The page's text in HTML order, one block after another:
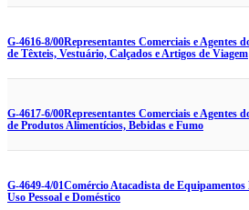
G-4616-8/00Representantes Comerciais e Agentes
de Têxteis, Vestuário, Calçados e Artigos de Viagem
G-4617-6/00Representantes Comerciais e Agentes
de Produtos Alimentícios, Bebidas e Fumo
G-4649-4/01Comércio Atacadista de Equipamentos
Uso Pessoal e Doméstico